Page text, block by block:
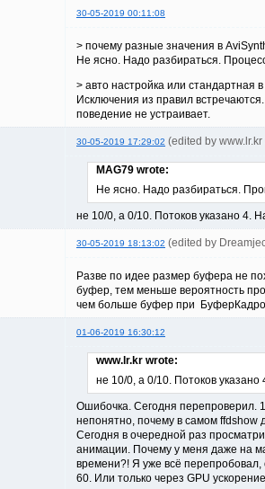
30-05-2019 00:11:08
> почему разные значения в
Не ясно. Надо разбираться.
> авто настройка или стандартная
Исключения из правил
поведение не устраивает.
30-05-2019 17:29:02 (edited by
MAG79 wrote:
Не ясно. Надо разбираться.
не 10/0, а 0/10. Потоков указано 4.
30-05-2019 18:13:02 (edited by
Разве по идее размер буфера не
буфер, тем меньше вероятность
чем больше буфер при
01-06-2019 16:30:12
www.lr.kr wrote:
не 10/0, а 0/10. Потоков
Ошибочка. Сегодня перепроверил.
непонятно, почему в самом ffdshow
Сегодня в очередной раз
анимации. Почему у меня даже на
времени?! Я уже всё
60. Или только через GPU